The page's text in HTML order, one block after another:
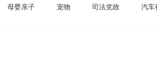
视频封面 公众号封面次图
母婴亲子 宠物 司法党政 汽车